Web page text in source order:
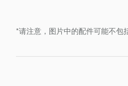
*请注意，图片中的配件可能不包